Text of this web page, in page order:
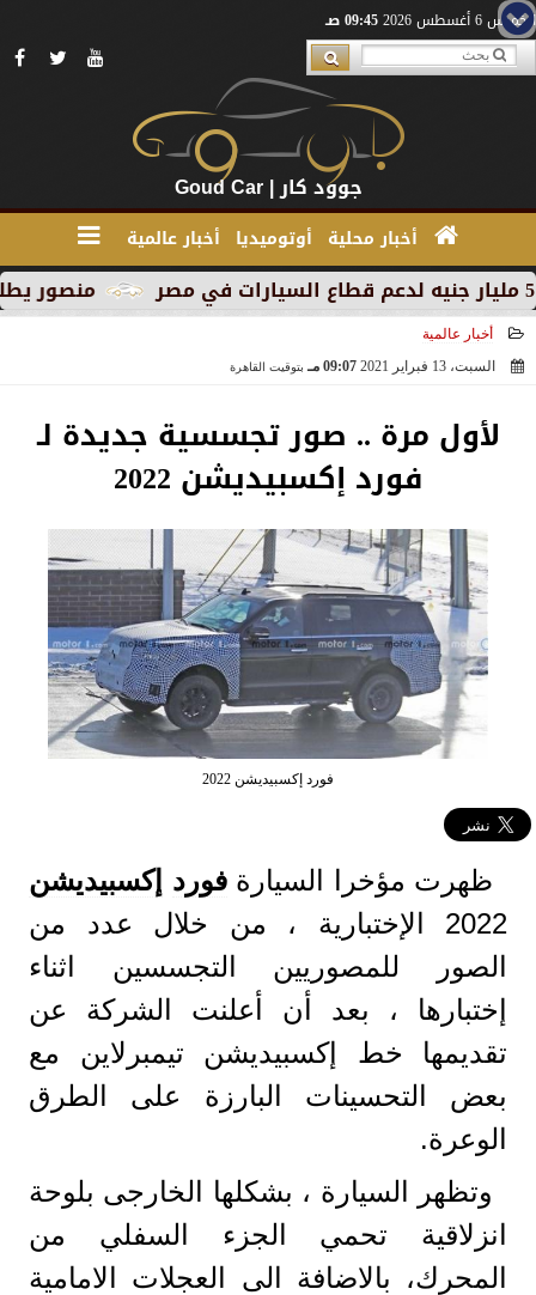
الخميس 6 أغسطس 2026 09:45 صـ
جوود كار | Goud Car
أخبار محلية أوتوميديا أخبار عالمية
منصور يطلق MG RX9 PHEV الجديدة كليًا في السوق المصري كأول سيارة Plug-in Hybrid من العلامة
أخبار عالمية
السبت، 13 فبراير 2021
09:07 مـ بتوقيت القاهرة
لأول مرة .. صور تجسسية جديدة لـ
فورد إكسبيديشن 2022
فورد إكسبيديشن 2022
ظهرت مؤخرا السيارةفورد إكسبيديشن
2022 الإختبارية ، من خلال عدد من
الصور للمصوريين التجسسين اثناء
إختبارها ، بعد أن أعلنت الشركة عن
تقديمها خط إكسبيديشن تيمبرلاين مع
بعض التحسينات البارزة على الطرق
الوعرة.
وتظهر السيارة ، بشكلها الخارجى بلوحة
انزلاقية تحمي الجزء السفلي من
المحرك، بالاضافة الى العجلات الامامية